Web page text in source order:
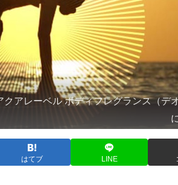
アレーベル ボディフレグランス（デ
はてブ LINE